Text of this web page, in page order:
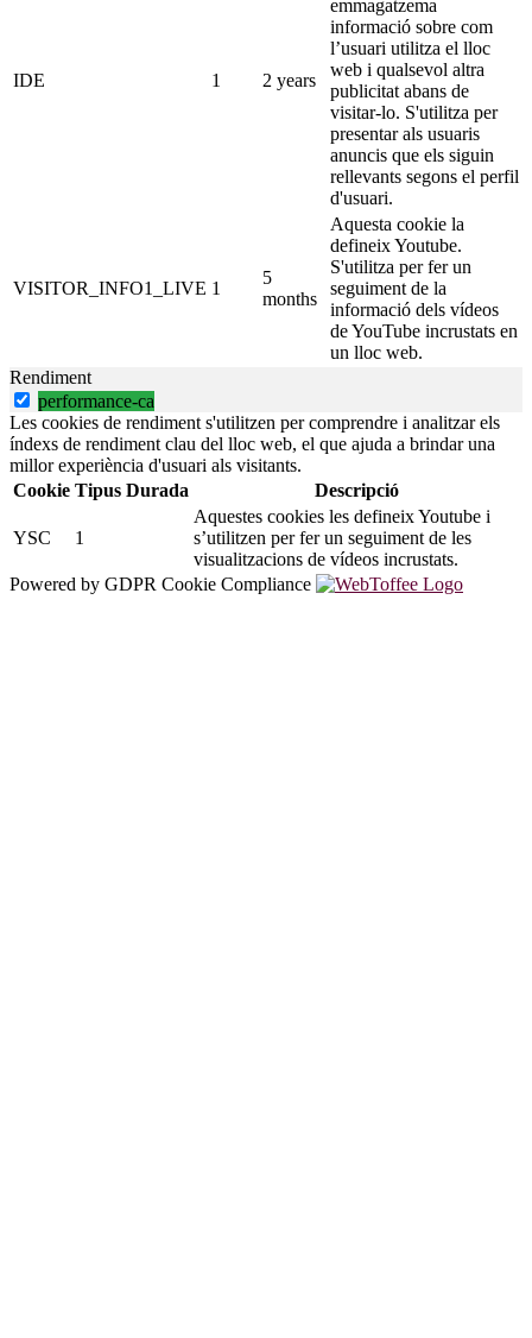
IDE 1 2 years
emmagatzema
informació sobre com
l’usuari utilitza el lloc
web i qualsevol altra
publicitat abans de
visitar-lo. S'utilitza per
presentar als usuaris
anuncis que els siguin
rellevants segons el perfil
d'usuari.
VISITOR_INFO1_LIVE 1
5
months
Aquesta cookie la
defineix Youtube.
S'utilitza per fer un
seguiment de la
informació dels vídeos
de YouTube incrustats en
un lloc web.
Rendiment
performance-ca
Les cookies de rendiment s'utilitzen per comprendre i analitzar els
índexs de rendiment clau del lloc web, el que ajuda a brindar una
millor experiència d'usuari als visitants.
Cookie Tipus Durada Descripció
YSC 1
Aquestes cookies les defineix Youtube i
s’utilitzen per fer un seguiment de les
visualitzacions de vídeos incrustats.
Powered by GDPR Cookie Compliance